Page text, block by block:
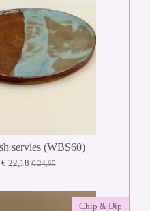
servies (WBS60)
€ 22,18 € 24,65
Chip & Dip